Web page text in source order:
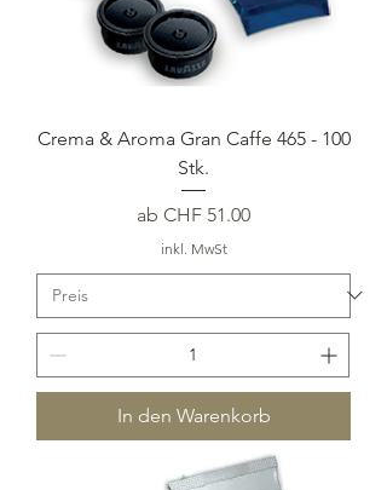
Crema & Aroma Gran Caffe 465 - 100
Stk.
ab CHF 51.00
Sale-Preis
inkl. MwSt
In den Warenkorb